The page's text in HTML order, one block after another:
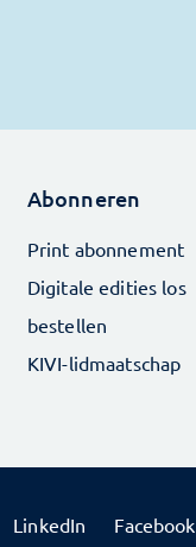
Abonneren
Print abonnement
Digitale edities los
bestellen
KIVI-lidmaatschap
LinkedIn Facebook